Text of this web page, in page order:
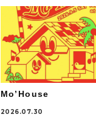
Mo’House
2026.07.30